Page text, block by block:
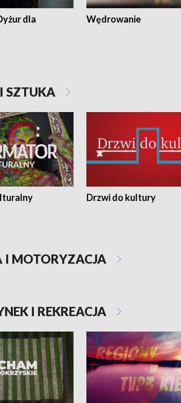
dla
Wędrowanie
SZTUKA
Drzwi do kultury
I MOTORYZACJA
I REKREACJA